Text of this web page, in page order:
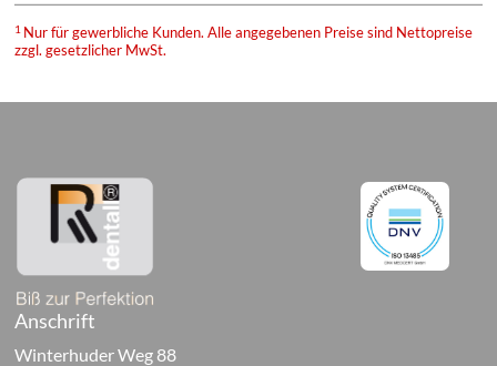
1 Nur für gewerbliche Kunden. Alle angegebenen Preise sind Nettopreise
zzgl. gesetzlicher MwSt.
Anschrift
Winterhuder Weg 88